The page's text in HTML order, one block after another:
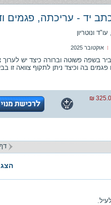
יד - עריכתה, פגמים
ונוטריון
אוקטובר 2025
בשפה פשוטה וברורה כיצד יש לערוך
בה וכיצד ניתן לתקוף צוואה זו